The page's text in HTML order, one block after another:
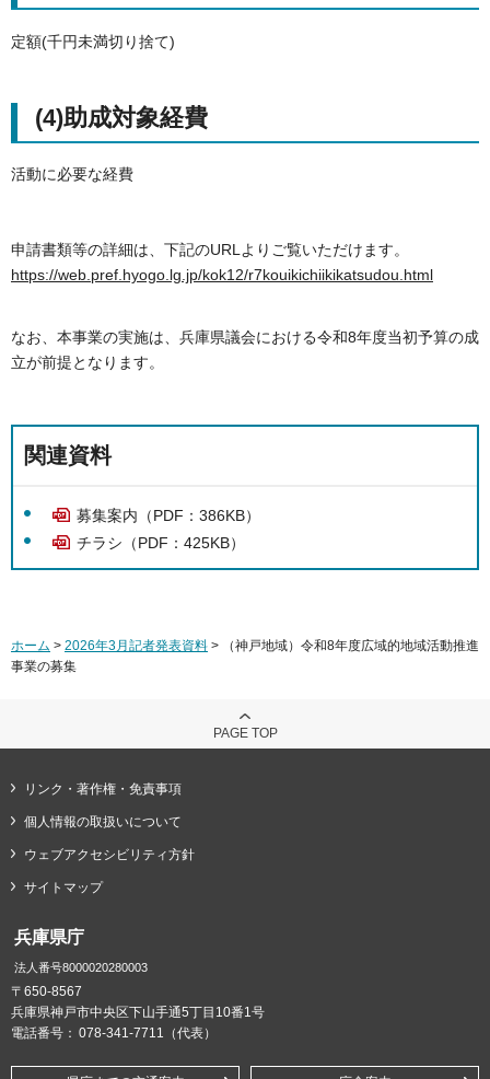
定額(千円未満切り捨て)
(4)助成対象経費
活動に必要な経費
申請書類等の詳細は、下記のURLよりご覧いただけます。
https://web.pref.hyogo.lg.jp/kok12/r7kouikichiikikatsudou.html
なお、本事業の実施は、兵庫県議会における令和8年度当初予算の成
立が前提となります。
関連資料
募集案内（PDF：386KB）
チラシ（PDF：425KB）
ホーム > 2026年3月記者発表資料 > （神戸地域）令和8年度広域的地域活動推進
事業の募集
PAGE TOP
リンク・著作権・免責事項
個人情報の取扱いについて
ウェブアクセシビリティ方針
サイトマップ
兵庫県庁
法人番号8000020280003
〒650-8567
兵庫県神戸市中央区下山手通5丁目10番1号
電話番号： 078-341-7711（代表）